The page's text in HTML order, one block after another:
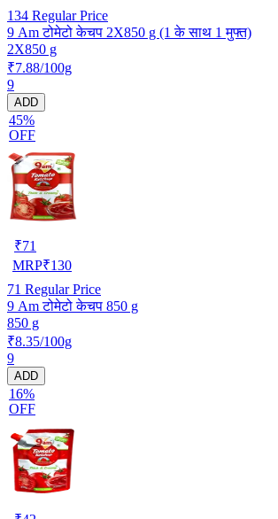
134 Regular Price
9 Am टोमेटो केचप 2X850 g (1 के साथ 1 मुफ्त)
2X850 g
₹7.88/100g
9
ADD
45%
OFF
₹71
MRP₹130
71 Regular Price
9 Am टोमेटो केचप 850 g
850 g
₹8.35/100g
9
ADD
16%
OFF